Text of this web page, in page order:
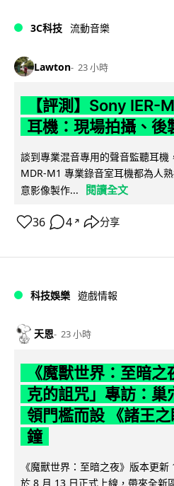
3C科技 流動音樂
Lawton 23 小時
【評測】Sony IER-
耳機：現場拍攝、後
談到專業混音專用的聲音監聽耳
MDR-M1 專業錄音室耳機都為人
意影像製作...
閱讀全文
36 4 ↗ 分享
科技娛樂 遊戲情報
天恩 23 小時
《魔獸世界：至暗
克的詛咒」專訪：巢
領門檻而設 《諸王
鐘
《魔獸世界：至暗之夜》版本更
於 8 月 13 日正式上線，帶來全新